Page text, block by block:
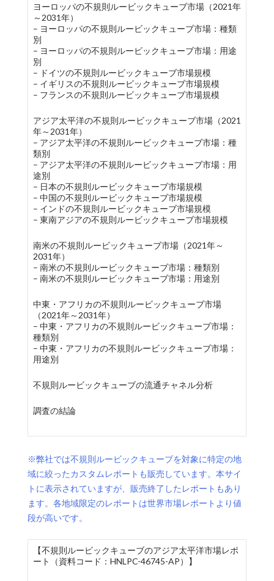
ヨーロッパの不規則ルービックキューブ市場（2021年
～2031年）
– ヨーロッパの不規則ルービックキューブ市場：種類
別
– ヨーロッパの不規則ルービックキューブ市場：用途
別
– ドイツの不規則ルービックキューブ市場規模
– イギリスの不規則ルービックキューブ市場規模
– フランスの不規則ルービックキューブ市場規模
アジア太平洋の不規則ルービックキューブ市場（2021
年～2031年）
– アジア太平洋の不規則ルービックキューブ市場：種
類別
– アジア太平洋の不規則ルービックキューブ市場：用
途別
– 日本の不規則ルービックキューブ市場規模
– 中国の不規則ルービックキューブ市場規模
– インドの不規則ルービックキューブ市場規模
– 東南アジアの不規則ルービックキューブ市場規模
南米の不規則ルービックキューブ市場（2021年～
2031年）
– 南米の不規則ルービックキューブ市場：種類別
– 南米の不規則ルービックキューブ市場：用途別
中東・アフリカの不規則ルービックキューブ市場
（2021年～2031年）
– 中東・アフリカの不規則ルービックキューブ市場：
種類別
– 中東・アフリカの不規則ルービックキューブ市場：
用途別
不規則ルービックキューブの流通チャネル分析
調査の結論
※弊社では不規則ルービックキューブを対象に特定の地
域に絞ったカスタムレポートも販売しています。本サイ
トに表示されていますが、販売終了したレポートもあり
ます。各地域限定のレポートは世界市場レポートより値
段が高いです。
【不規則ルービックキューブのアジア太平洋市場レポ
ート（資料コード：HNLPC-46745-AP）】